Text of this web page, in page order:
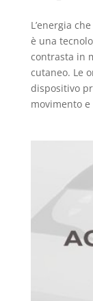
L’energia
è una
contrasta in
cutaneo. Le
dispositivo
movimento e